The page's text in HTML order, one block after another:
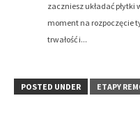
zaczniesz układać płytki
moment na rozpoczęcie
trwałość i...
POSTED UNDER ETAPY